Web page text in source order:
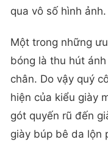
qua vô số hình ảnh.
Một trong những
bóng là thu hút
chân. Do vậy quý
hiện của kiểu giày
gót quyến rũ đến
giày búp bê da lộn